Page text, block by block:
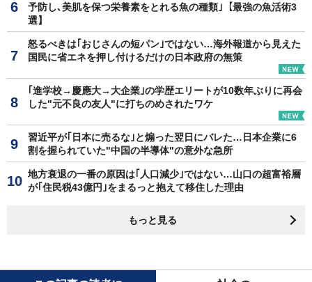
予防し､美肌を保つ栄養素をとれる魚の種類｣【最強の魚活術3
選】
怒るべきは｢おじさんの短パン｣ではない…海外報道から見えた
国民に省エネを押し付けるだけの日本政府の無策
｢進学校→慶應大→大企業｣の学歴エリートが10数年ぶりに再会
した"元不良の友人"に打ちのめされたワケ
習近平が｢日本に売るな｣と煽った翌日にバレた…日本企業に6
割を握られていた"中国の半導体"の意外な急所
地方衰退の一番の原因は｢人口減少｣ではない…山口の超富裕層
が｢住民税43億円｣をまるっと抱えて移住した理由
もっと見る